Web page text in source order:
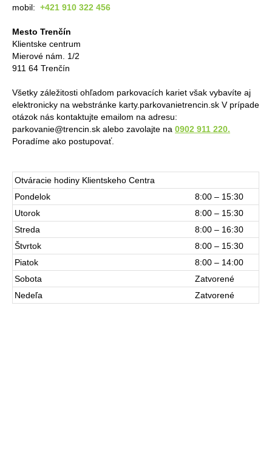
mobil:+421 910 322 456
Mesto Trenčín
Klientske centrum
Mierové nám. 1/2
911 64 Trenčín
Všetky záležitosti ohľadom parkovacích kariet však vybavíte aj
elektronicky na webstránke karty.parkovanietrencin.sk V prípade
otázok nás kontaktujte emailom na adresu:
parkovanie@trencin.sk alebo zavolajte na0902 911 220.
Poradíme ako postupovať.
Otváracie hodiny Klientskeho Centra
Pondelok
8:00 – 15:30
Utorok
8:00 – 15:30
Streda
8:00 – 16:30
Štvrtok
8:00 – 15:30
Piatok
8:00 – 14:00
Sobota
Zatvorené
Nedeľa
Zatvorené